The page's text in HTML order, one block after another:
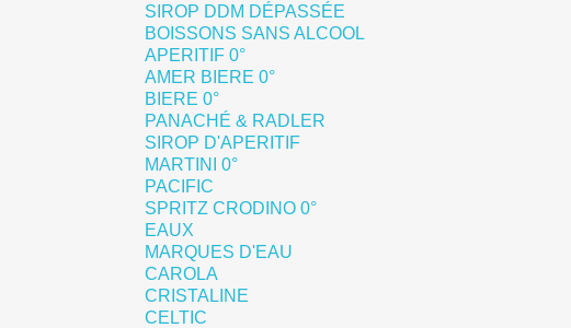
SIROP DDM DÉPASSÉE
BOISSONS SANS ALCOOL
APERITIF 0°
AMER BIERE 0°
BIERE 0°
PANACHÉ & RADLER
SIROP D'APERITIF
MARTINI 0°
PACIFIC
SPRITZ CRODINO 0°
EAUX
MARQUES D'EAU
CAROLA
CRISTALINE
CELTIC